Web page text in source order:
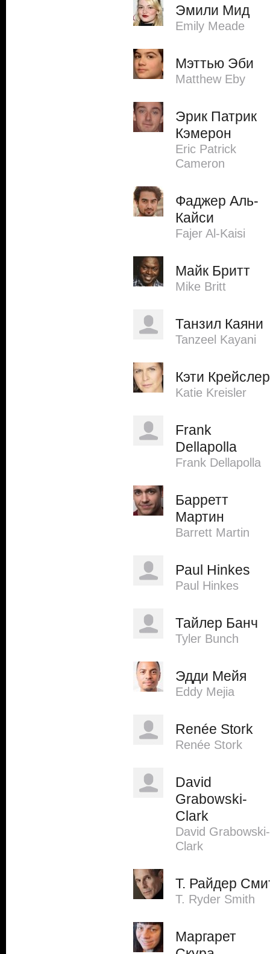
Эмили Мид
Emily Meade
Мэттью Эби
Matthew Eby
Эрик Патрик
Кэмерон
Eric Patrick
Cameron
Фаджер Аль-
Кайси
Fajer Al-Kaisi
Майк Бритт
Mike Britt
Танзил Каяни
Tanzeel Kayani
Кэти Крейслер
Katie Kreisler
Frank
Dellapolla
Frank Dellapolla
Барретт
Мартин
Barrett Martin
Paul Hinkes
Paul Hinkes
Тайлер Банч
Tyler Bunch
Эдди Мейя
Eddy Mejia
Renée Stork
Renée Stork
David
Grabowski-
Clark
David Grabowski-
Clark
Т. Райдер
T. Ryder Smith
Маргарет